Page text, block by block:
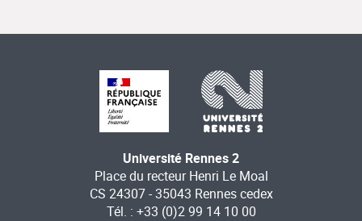
Université Rennes 2
Place du recteur Henri Le Moal
CS 24307 - 35043 Rennes cedex
Tél. : +33 (0)2 99 14 10 00